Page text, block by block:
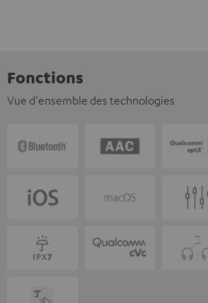
Fonctions
Vue d'ensemble des technologies